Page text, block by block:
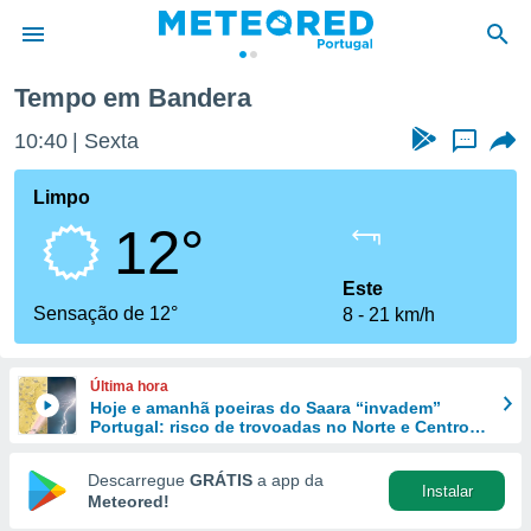
da
foi
fornecidas
a este
das
e
forma
digital
Tempo em Bandera
10:40 Sexta ...
Limpo
12°
Sensação de 12°
Este
8
21 km/h
Última hora
Hoje e amanhã poeiras do Saara “invadem”
Portugal: risco de trovoadas no Norte e Centro
Descarregue GRÁTIS a app da
Meteored!
Instalar